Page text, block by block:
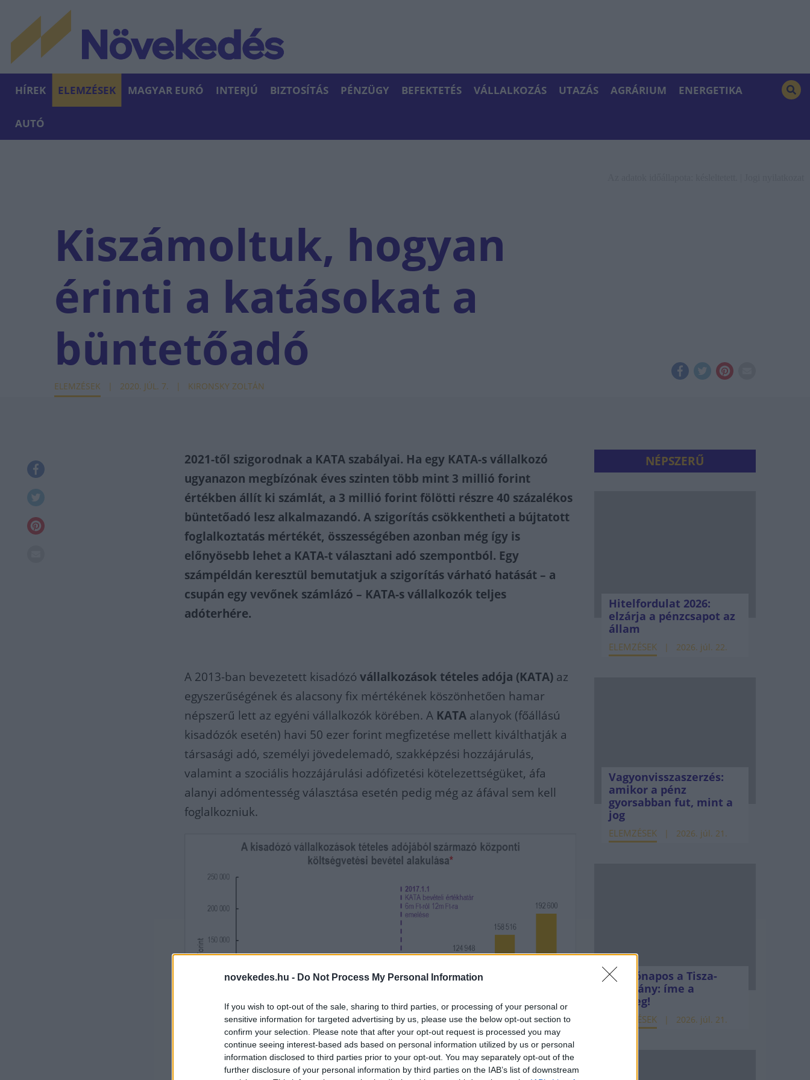
novekedes.hu - Do Not Process My Personal Information
If you wish to opt-out of the sale, sharing to third parties, or processing of your personal or
sensitive information for targeted advertising by us, please use the below opt-out section to
confirm your selection. Please note that after your opt-out request is processed you may
continue seeing interest-based ads based on personal information utilized by us or personal
information disclosed to third parties prior to your opt-out. You may separately opt-out of the
further disclosure of your personal information by third parties on the IAB’s list of downstream
HÍREK ELEMZÉSEK MAGYAR EURÓ INTERJÚ BIZTOSÍTÁS PÉNZÜGY BEFEKTETÉS VÁLLALKOZÁS UTAZÁS AGRÁRIUM ENERGETIKA
AUTÓ
Kiszámoltuk, hogyan
érinti a katásokat a
büntetőadó
ELEMZÉSEK 2020. JÚL. 7. KIRONSKY ZOLTÁN
2021-től szigorodnak a KATA szabályai. Ha egy KATA-s vállalkozó
ugyanazon megbízónak éves szinten több mint 3 millió forint
értékben állít ki számlát, a 3 millió forint fölötti részre 40 százalékos
büntetőadó lesz alkalmazandó. A szigorítás csökkentheti a bújtatott
foglalkoztatás mértékét, összességében azonban még így is
előnyösebb lehet a KATA-t választani adó szempontból. Egy
számpéldán keresztül bemutatjuk a szigorítás várható hatását – a
csupán egy vevőnek számlázó – KATA-s vállalkozók teljes
adóterhére.
A 2013-ban bevezetett kisadózóvállalkozások tételes adója (KATA) az
egyszerűségének és alacsony fix mértékének köszönhetően hamar
népszerű lett az egyéni vállalkozók körében. A KATA alanyok (főállású
kisadózók esetén) havi 50 ezer forint megfizetése mellett kiválthatják a
társasági adó, személyi jövedelemadó, szakképzési hozzájárulás,
valamint a szociális hozzájárulási adófizetési kötelezettségüket, áfa
alanyi adómentesség választása esetén pedig még az áfával sem kell
foglalkozniuk.
NÉPSZERŰ
Hitelfordulat 2026:
elzárja a pénzcsapot az
állam
ELEMZÉSEK 2026. júl. 22.
Vagyonvisszaszerzés:
amikor a pénz
gyorsabban fut, mint a
jog
ELEMZÉSEK 2026. júl. 21.
Kéthónapos a Tisza-
kormány: íme a
mérleg!
ELEMZÉSEK 2026. júl. 21.